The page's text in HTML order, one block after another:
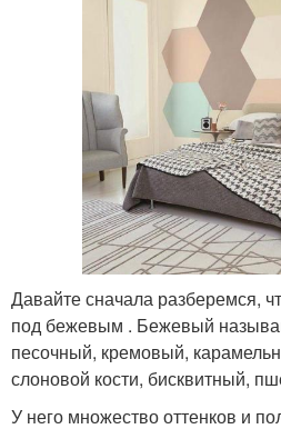
Давайте сначала разберемся,
под бежевым . Бежевый
песочный, кремовый,
слоновой кости, бисквитный,
У него множество оттенков и